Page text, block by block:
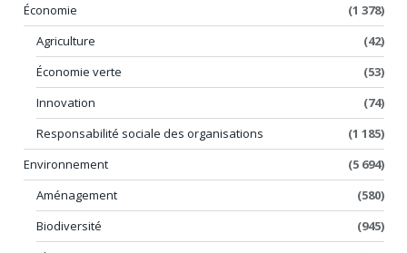
Économie
(1 378)
Agriculture
(42)
Économie verte
(53)
Innovation
(74)
Responsabilité sociale des organisations
(1 185)
Environnement
(5 694)
Aménagement
(580)
Biodiversité
(945)